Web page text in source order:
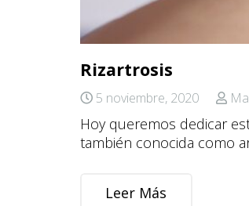
Rizartrosis
5 noviembre, 2020
Hoy queremos dedicar
también conocida como
Leer Más